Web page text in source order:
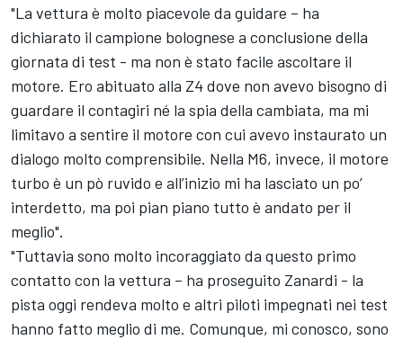
"La vettura è molto piacevole da guidare – ha
dichiarato il campione bolognese a conclusione della
giornata di test - ma non è stato facile ascoltare il
motore. Ero abituato alla Z4 dove non avevo bisogno di
guardare il contagiri né la spia della cambiata, ma mi
limitavo a sentire il motore con cui avevo instaurato un
dialogo molto comprensibile. Nella M6, invece, il motore
turbo è un pò ruvido e all’inizio mi ha lasciato un po’
interdetto, ma poi pian piano tutto è andato per il
meglio".
"Tuttavia sono molto incoraggiato da questo primo
contatto con la vettura – ha proseguito Zanardi - la
pista oggi rendeva molto e altri piloti impegnati nei test
hanno fatto meglio di me. Comunque, mi conosco, sono